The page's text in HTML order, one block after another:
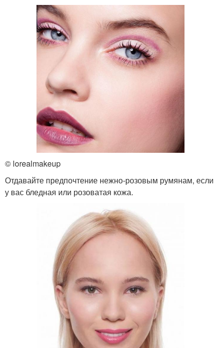
© lorealmakeup
Отдавайте предпочтение нежно-розовым румянам, если
у вас бледная или розоватая кожа.